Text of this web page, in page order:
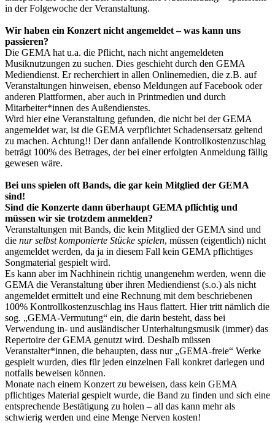
in der Folgewoche der Veranstaltung.
Wir haben ein Konzert nicht angemeldet – was kann uns
passieren?
Die GEMA hat u.a. die Pflicht, nach nicht angemeldeten
Musiknutzungen zu suchen. Dies geschieht durch den GEMA
Mediendienst. Er recherchiert in allen Onlinemedien, die z.B. auf
Veranstaltungen hinweisen, ebenso Meldungen auf Facebook oder
anderen Plattformen, aber auch in Printmedien und durch
Mitarbeiter*innen des Außendienstes.
Wird hier eine Veranstaltung gefunden, die nicht bei der GEMA
angemeldet war, ist die GEMA verpflichtet Schadensersatz geltend
zu machen. Achtung!! Der dann anfallende Kontrollkostenzuschlag
beträgt 100% des Betrages, der bei einer erfolgten Anmeldung fällig
gewesen wäre.
Bei uns spielen oft Bands, die gar kein Mitglied der GEMA
sind!
Sind die Konzerte dann überhaupt GEMA pflichtig und
müssen wir sie trotzdem anmelden?
Veranstaltungen mit Bands, die kein Mitglied der GEMA sind und
die nur selbst komponierte Stücke spielen, müssen (eigentlich) nicht
angemeldet werden, da ja in diesem Fall kein GEMA pflichtiges
Songmaterial gespielt wird.
Es kann aber im Nachhinein richtig unangenehm werden, wenn die
GEMA die Veranstaltung über ihren Mediendienst (s.o.) als nicht
angemeldet ermittelt und eine Rechnung mit dem beschriebenen
100% Kontrollkostenzuschlag ins Haus flattert. Hier tritt nämlich die
sog. „GEMA-Vermutung“ ein, die darin besteht, dass bei
Verwendung in- und ausländischer Unterhaltungsmusik (immer) das
Repertoire der GEMA genutzt wird. Deshalb müssen
Veranstalter*innen, die behaupten, dass nur „GEMA-freie“ Werke
gespielt wurden, dies für jeden einzelnen Fall konkret darlegen und
notfalls beweisen können.
Monate nach einem Konzert zu beweisen, dass kein GEMA
pflichtiges Material gespielt wurde, die Band zu finden und sich eine
entsprechende Bestätigung zu holen – all das kann mehr als
schwierig werden und eine Menge Nerven kosten!